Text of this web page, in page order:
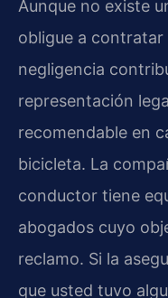
Aunque no existe
obligue a contratar
negligencia
representación
recomendable en
bicicleta. La
conductor tiene
abogados cuyo
reclamo. Si la
que usted tuvo